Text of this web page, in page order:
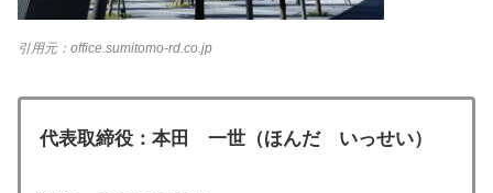
引用元：office.sumitomo-rd.co.jp
代表取締役：本田 一世（ほんだ いっせい）